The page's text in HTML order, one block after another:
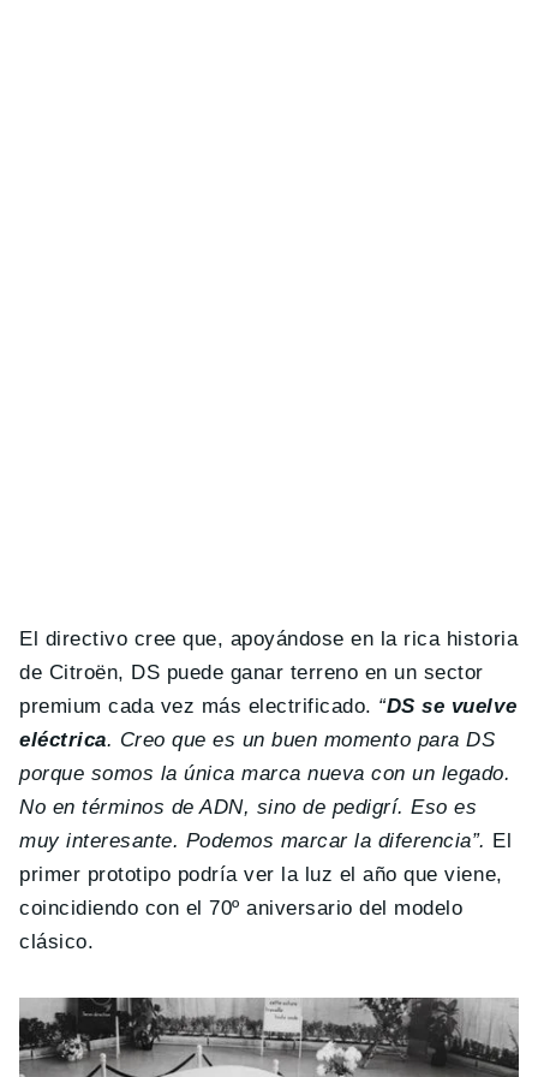
El directivo cree que, apoyándose en la rica historia
de Citroën, DS puede ganar terreno en un sector
premium cada vez más electrificado. “DS se vuelve
eléctrica. Creo que es un buen momento para DS
porque somos la única marca nueva con un legado.
No en términos de ADN, sino de pedigrí. Eso es
muy interesante. Podemos marcar la diferencia”. El
primer prototipo podría ver la luz el año que viene,
coincidiendo con el 70º aniversario del modelo
clásico.